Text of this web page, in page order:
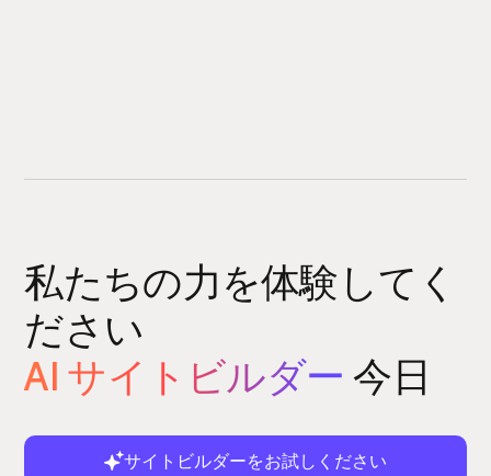
私たちの力を体験してく
ださい
AI サイトビルダー 今日
サイトビルダーをお試しください